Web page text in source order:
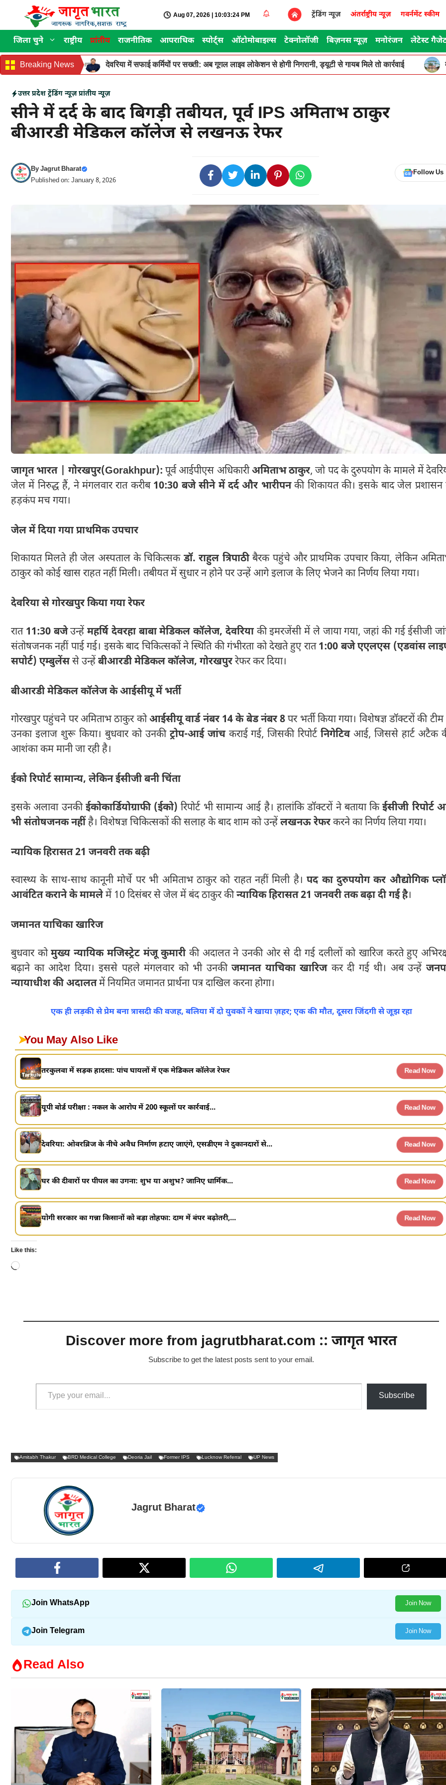
content
Aug 07, 2026 | 10:03:24 PM ट्रेंडिंग न्यूज़ अंतर्राष्ट्रीय न्यूज़ गवर्नमेंट स्कीम
जिला चुने राष्ट्रीय प्रांतीय राजनीतिक आपराधिक स्पोर्ट्स ऑटोमोबाइल्स टेक्नोलॉजी बिज़नस न्यूज़ मनोरंजन लेटेस्ट
Breaking News देवरिया में सफाई कर्मियों पर सख्ती: अब गूगल लाइव लोकेशन से होगी निगरानी, ड्यूटी से गायब मिले तो कार्रवाई
उत्तर प्रदेश ट्रेंडिंग न्यूज़ प्रांतीय न्यूज़
सीने में दर्द के बाद बिगड़ी तबीयत, पूर्व IPS अमिताभ ठाकुर
बीआरडी मेडिकल कॉलेज से लखनऊ रेफर
ByJagrut Bharat
Published on: January 8, 2026
Follow Us
जागृत भारत | गोरखपुर(Gorakhpur): पूर्व आईपीएस अधिकारीअमिताभ ठाकुर, जो पद के दुरुपयोग के मामले में
जेल में निरुद्ध हैं, ने मंगलवार रात करीब 10:30 बजे सीने में दर्द और भारीपनकी शिकायत की। इसके बाद जेल प्रशासन
हड़कंप मच गया।
जेल में दिया गया प्राथमिक उपचार
शिकायत मिलते ही जेल अस्पताल के चिकित्सक डॉ. राहुल त्रिपाठीबैरक पहुंचे और प्राथमिक उपचार किया, लेकिन
ठाकुर को कोई खास राहत नहीं मिली। तबीयत में सुधार न होने पर उन्हें आगे इलाज के लिए भेजने का निर्णय लिया गया।
देवरिया से गोरखपुर किया गया रेफर
रात 11:30 बजेउन्हें महर्षि देवरहा बाबा मेडिकल कॉलेज, देवरियाकी इमरजेंसी में ले जाया गया, जहां की गई ईसीजी
संतोषजनक नहीं पाई गई। इसके बाद चिकित्सकों ने स्थिति की गंभीरता को देखते हुए रात1:00 बजे एएलएस (एडवांस
सपोर्ट) एम्बुलेंससे उन्हेंबीआरडी मेडिकल कॉलेज, गोरखपुररेफर कर दिया।
बीआरडी मेडिकल कॉलेज के आईसीयू में भर्ती
गोरखपुर पहुंचने पर अमिताभ ठाकुर कोआईसीयू वार्ड नंबर 14 के बेड नंबर 8पर भर्ती किया गया। विशेषज्ञ डॉक्टरों की
उनका इलाज शुरू किया। बुधवार को उनकी ट्रोप-आई जांचकराई गई, जिसकी रिपोर्टनिगेटिवआई, जिससे हार्ट अटैक
आशंका कम मानी जा रही है।
ईको रिपोर्ट सामान्य, लेकिन ईसीजी बनी चिंता
इसके अलावा उनकीईकोकार्डियोग्राफी (ईको) रिपोर्ट भी सामान्य आई है। हालांकि डॉक्टरों ने बताया किईसीजी रिपोर्ट
भी संतोषजनक नहींहै। विशेषज्ञ चिकित्सकों की सलाह के बाद शाम को उन्हेंलखनऊ रेफरकरने का निर्णय लिया गया।
न्यायिक हिरासत 21 जनवरी तक बढ़ी
स्वास्थ्य के साथ-साथ कानूनी मोर्चे पर भी अमिताभ ठाकुर को राहत नहीं मिली है।पद का दुरुपयोग कर औद्योगिक
आवंटित कराने के मामलेमें 10 दिसंबर से जेल में बंद ठाकुर कीन्यायिक हिरासत 21 जनवरी तक बढ़ा दी गई है।
जमानत याचिका खारिज
बुधवार कोमुख्य न्यायिक मजिस्ट्रेट मंजू कुमारीकी अदालत ने उनकी ओर से दी गई दलीलों को खारिज करते हुए
बढ़ाने का आदेश दिया। इससे पहले मंगलवार को भी उनकीजमानत याचिका खारिजकर दी गई थी। अब उन्हें
न्यायाधीश की अदालतमें नियमित जमानत प्रार्थना पत्र दाखिल करना होगा।
एक ही लड़की से प्रेम बना त्रासदी की वजह, बलिया में दो युवकों ने खाया ज़हर; एक की मौत, दूसरा जिंदगी से जूझ रहा
➤You May Also Like
तरकुलवा में सड़क हादसा: पांच घायलों में एक मेडिकल कॉलेज रेफर Read Now
यूपी बोर्ड परीक्षा : नकल के आरोप में 200 स्कूलों पर कार्रवाई... Read Now
देवरिया: ओवरब्रिज के नीचे अवैध निर्माण हटाए जाएंगे, एसडीएम ने दुकानदारों से... Read Now
घर की दीवारों पर पीपल का उगना: शुभ या अशुभ? जानिए धार्मिक... Read Now
योगी सरकार का गन्ना किसानों को बड़ा तोहफा: दाम में बंपर बढ़ोतरी,... Read Now
Like this:
Loading…
Discover more from jagrutbharat.com :: जागृत भारत
Subscribe to get the latest posts sent to your email.
Type your email…
Subscribe
Amitabh Thakur BRD Medical College Deoria Jail Former IPS Lucknow Referral UP News
Jagrut Bharat
Join WhatsApp Join Now
Join Telegram Join Now
Read Also